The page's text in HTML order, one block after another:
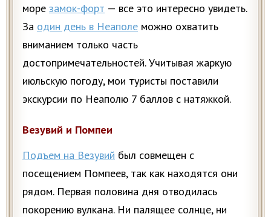
море замок-форт — все это интересно увидеть.
За один день в Неаполе можно охватить
вниманием только часть
достопримечательностей. Учитывая жаркую
июльскую погоду, мои туристы поставили
экскурсии по Неаполю 7 баллов с натяжкой.
Везувий и Помпеи
Подъем на Везувий был совмещен с
посещением Помпеев, так как находятся они
рядом. Первая половина дня отводилась
покорению вулкана. Ни палящее солнце, ни